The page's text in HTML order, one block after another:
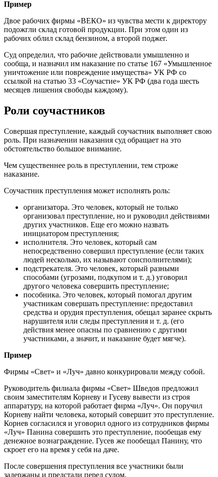
Пример
Двое рабочих фирмы «ВЕКО» из чувства мести к директору
подожгли склад готовой продукции. При этом один из
рабочих облил склад бензином, а второй поджег.
Суд определил, что рабочие действовали умышленно и
сообща, и назначил им наказание по статье 167 «Умышленное
уничтожение или повреждение имущества» УК РФ со
ссылкой на статью 33 «Соучастие» УК РФ (два года шесть
месяцев лишения свободы каждому).
Роли соучастников
Совершая преступление, каждый соучастник выполняет свою
роль. При назначении наказания суд обращает на это
обстоятельство большое внимание.
Чем существеннее роль в преступлении, тем строже
наказание.
Соучастник преступления может исполнять роль:
организатора. Это человек, который не только
организовал преступление, но и руководил действиями
других участников. Еще его можно назвать
инициатором преступления;
исполнителя. Это человек, который сам
непосредственно совершил преступление (если таких
людей несколько, их называют соисполнителями);
подстрекателя. Это человек, который разными
способами (угрозами, подкупом и т. д.) уговорил
другого человека совершить преступление;
пособника. Это человек, который помогал другим
участникам совершать преступление: предоставил
средства и орудия преступления, обещал заранее скрыть
нарушителя или следы преступления и т. д. (его
действия менее опасны по сравнению с другими
участниками, а значит, и наказание будет мягче).
Пример
Фирмы «Свет» и «Луч» давно конкурировали между собой.
Руководитель филиала фирмы «Свет» Шведов предложил
своим заместителям Корневу и Гусеву вывести из строя
аппаратуру, на которой работает фирма «Луч». Он поручил
Корневу найти человека, который совершит это преступление.
Корнев согласился и уговорил одного из сотрудников фирмы
«Луч» Панина совершить это преступление, пообещав ему
денежное вознаграждение. Гусев же пообещал Панину, что
скроет его на время у себя на даче.
После совершения преступления все участники были
задержаны и предстали перед судом.